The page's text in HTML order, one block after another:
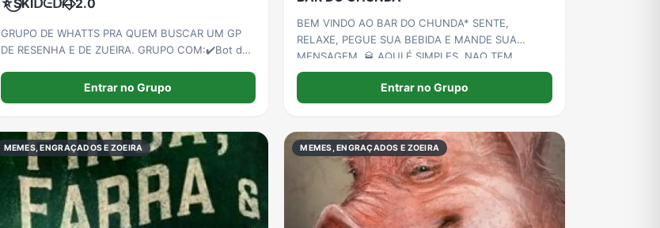
⛥⃝SKIᗞᕮᗞᗩ⃟⃟ 2.0
GRUPO DE WHATTS PRA QUEM BUSCAR UM GP
DE RESENHA E DE ZUEIRA. GRUPO COM:✔️Bot de
Idade permitida 13-25 anos
Entrar no Grupo
BEM VINDO AO BAR DO CHUNDA* SENTE,
RELAXE, PEGUE SUA BEBIDA E MANDE SUA
MENSAGEM. 🥃 AQUI É SIMPLES, NAO TEM
GRUPINHO E TODO MUNDO CONVERSA E ZOA.
EM RELAÇÃO A REGRAS, NÃO TEM A NÃO SER
MANDAR LINK DE COISA TENDENCIOSA, TODO
Entrar no Grupo
MEMES, ENGRAÇADOS E ZOEIRA MEMES, ENGRAÇADOS E ZOEIRA